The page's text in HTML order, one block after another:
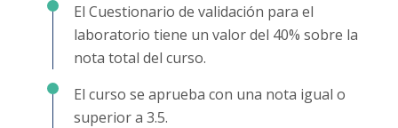
El Cuestionario de validación para el
laboratorio tiene un valor del 40% sobre la
nota total del curso.
El curso se aprueba con una nota igual o
superior a 3.5.